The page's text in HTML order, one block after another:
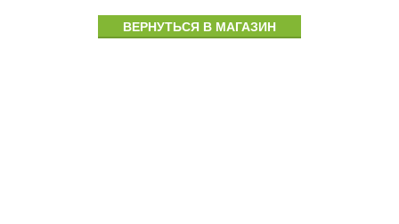
ВЕРНУТЬСЯ В МАГАЗИН